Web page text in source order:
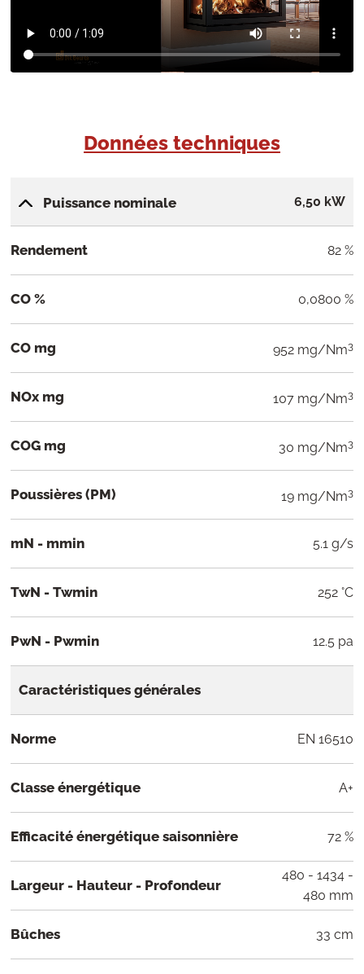
Données techniques
Puissance nominale 6,50 kW
Rendement 82 %
CO % 0,0800 %
CO mg 952 mg/Nm3
NOx mg 107 mg/Nm3
COG mg 30 mg/Nm3
Poussières (PM) 19 mg/Nm3
mN - mmin 5.1 g/s
TwN - Twmin 252 °C
PwN - Pwmin 12.5 pa
Caractéristiques générales
Norme EN 16510
Classe énergétique A+
Efficacité énergétique saisonnière 72 %
Largeur - Hauteur - Profondeur
480 - 1434 -
480 mm
Bûches 33 cm